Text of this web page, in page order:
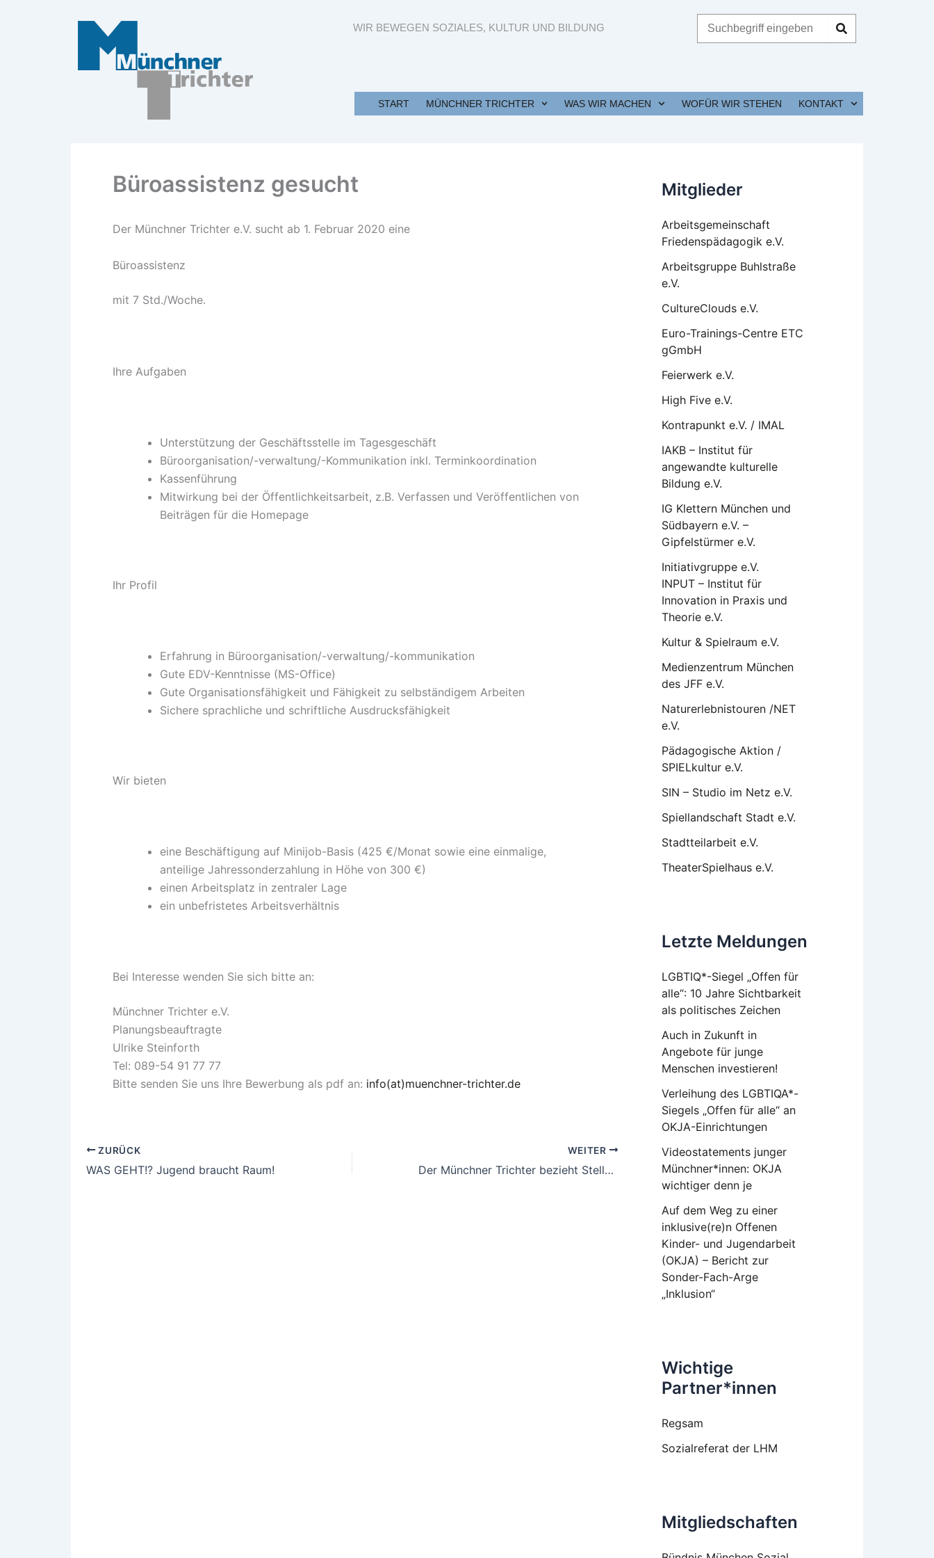
WIR BEWEGEN SOZIALES, KULTUR UND BILDUNG
START MÜNCHNER TRICHTER WAS WIR MACHEN WOFÜR WIR STEHEN KONTAKT
Büroassistenz gesucht
Der Münchner Trichter e.V. sucht ab 1. Februar 2020 eine
Büroassistenz
mit 7 Std./Woche.
Ihre Aufgaben
Unterstützung der Geschäftsstelle im Tagesgeschäft
Büroorganisation/-verwaltung/-Kommunikation inkl. Terminkoordination
Kassenführung
Mitwirkung bei der Öffentlichkeitsarbeit, z.B. Verfassen und Veröffentlichen von
Beiträgen für die Homepage
Ihr Profil
Erfahrung in Büroorganisation/-verwaltung/-kommunikation
Gute EDV-Kenntnisse (MS-Office)
Gute Organisationsfähigkeit und Fähigkeit zu selbständigem Arbeiten
Sichere sprachliche und schriftliche Ausdrucksfähigkeit
Wir bieten
eine Beschäftigung auf Minijob-Basis (425 €/Monat sowie eine einmalige,
anteilige Jahressonderzahlung in Höhe von 300 €)
einen Arbeitsplatz in zentraler Lage
ein unbefristetes Arbeitsverhältnis
Bei Interesse wenden Sie sich bitte an:
Münchner Trichter e.V.
Planungsbeauftragte
Ulrike Steinforth
Tel: 089-54 91 77 77
Bitte senden Sie uns Ihre Bewerbung als pdf an: info(at)muenchner-trichter.de
ZURÜCK
WAS GEHT!? Jugend braucht Raum!
WEITER
Der Münchner Trichter bezieht Stellung: Offene Kinder- und Jugendarbeit und Kulturelle Bildung für Kinder und Jugendliche zugänglich machen! Gerade jetzt!
Mitglieder
Arbeitsgemeinschaft
Friedenspädagogik e.V.
Arbeitsgruppe Buhlstraße
e.V.
CultureClouds e.V.
Euro-Trainings-Centre ETC
gGmbH
Feierwerk e.V.
High Five e.V.
Kontrapunkt e.V. / IMAL
IAKB – Institut für
angewandte kulturelle
Bildung e.V.
IG Klettern München und
Südbayern e.V. –
Gipfelstürmer e.V.
Initiativgruppe e.V.
INPUT – Institut für
Innovation in Praxis und
Theorie e.V.
Kultur & Spielraum e.V.
Medienzentrum München
des JFF e.V.
Naturerlebnistouren /NET
e.V.
Pädagogische Aktion /
SPIELkultur e.V.
SIN – Studio im Netz e.V.
Spiellandschaft Stadt e.V.
Stadtteilarbeit e.V.
TheaterSpielhaus e.V.
Letzte Meldungen
LGBTIQ*-Siegel „Offen für
alle“: 10 Jahre Sichtbarkeit
als politisches Zeichen
Auch in Zukunft in
Angebote für junge
Menschen investieren!
Verleihung des LGBTIQA*-
Siegels „Offen für alle“ an
OKJA-Einrichtungen
Videostatements junger
Münchner*innen: OKJA
wichtiger denn je
Auf dem Weg zu einer
inklusive(re)n Offenen
Kinder- und Jugendarbeit
(OKJA) – Bericht zur
Sonder-Fach-Arge
„Inklusion“
Wichtige
Partner*innen
Regsam
Sozialreferat der LHM
Mitgliedschaften